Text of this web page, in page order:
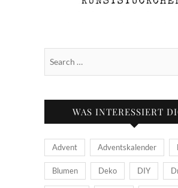
WAS INTERESSIERT
Advent Adventskalender
Blumen Deko DIY